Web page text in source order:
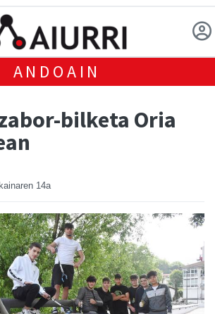
ANDOAIN
bilketa Oria
14a